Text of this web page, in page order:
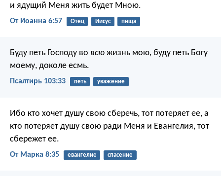
и ядущий Меня жить будет Мною.
От Иоанна 6:57 Отец Иисус пища
Буду петь Господу во всю жизнь мою, буду петь Богу
моему, доколе есмь.
Псалтирь 103:33 петь уважение
Ибо кто хочет душу свою сберечь, тот потеряет ее, а
кто потеряет душу свою ради Меня и Евангелия, тот
сбережет ее.
От Марка 8:35 евангелие спасение